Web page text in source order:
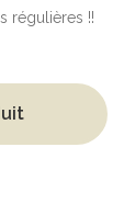
régulières !!